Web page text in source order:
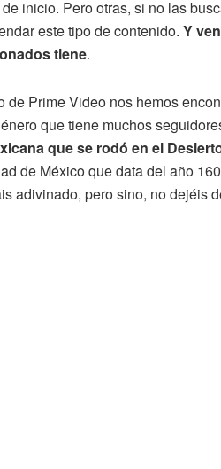
inicio. Pero otras, si no las
este tipo de contenido. Y
tiene.
de Prime Video nos hemos
que tiene muchos
que se rodó en el
de México que data del año
adivinado, pero sino, no dejéis